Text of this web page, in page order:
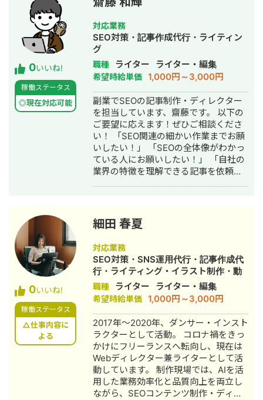
0いいね!
稼働ステータス
◎現在対応可能
対応業務
SEO対策・記事作成代行・ライティン
グ
職種 ライター ライター・編集
希望時給単価 1,000円～3,000円
副業でSEOの記事制作・ディレクター
を担当しています、齋藤です。 以下の
ご要望に応えます！ぜひご相談くださ
い！ 「SEO関連の細かい作業までお願
いしたい！」 「SEOの全体像がわかっ
ている人にお願いしたい！」 「自社の
業界の特徴を理解できる記事を依頼し
SEOを全般的に対応可能で、内部・外
部・コンテンツ・E-E-A-Tに関する提
案も可能です！ ・業界を入念に調べた
うえで、AIやキュレーションでは作成
できない記事を納品します！ ■実績
#SEO ・200記事以上作成 ・検索順位
10位以内多数 ・「SEOラウンジプロ」
卒業生 ■ これまでの記事制作の主な経
験業界 ・SaaS ・人材 ・コンサル ・
Webマーケ（YouTube・SNS・MEOな
ど） ・不動産 ・害虫駆除 ・家事 担当
業務・得意業務 ■得意業務 ・マニュア
ル作成 ・業務まきとり
0いいね!
稼働ステータス
△仕事内容に
よる
細田 春夏
対応業務
SEO対策・SNS運用代行・記事作成代
行・ライティング・イラスト制作・動
画制作・動画編集・AI活用
職種 ライター ライター・編集
希望時給単価 1,000円～3,000円
2017年〜2020年、ダンサー・インスト
ラクターとして活動。 コロナ禍をきっ
かけにフリーランスへ転向し、現在は
Webディレクター兼ライターとして活
動しています。 制作現場では、AIを活
用した業務効率化と品質向上を両立し
ながら、SEOコンテンツ制作・ディレ